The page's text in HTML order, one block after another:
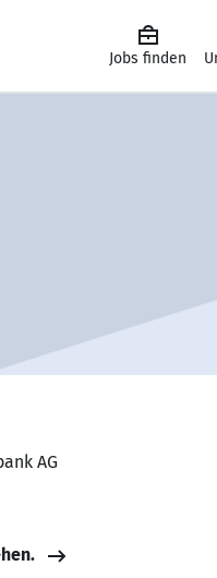
Jobs finden
AG